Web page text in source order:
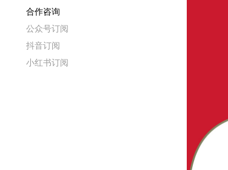
合作咨询
公众号订阅
抖音订阅
小红书订阅